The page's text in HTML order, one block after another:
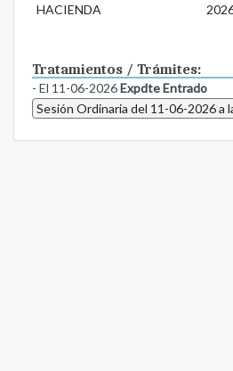
HACIENDA
Tratamientos / Trámites:
- El 11-06-2026Expdte Entrado
Sesión Ordinaria del 11-06-2026 a